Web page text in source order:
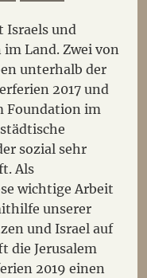
Israels und
Land. Zwei von
unterhalb der
2017 und
Foundation im
sozial sehr
Als
wichtige Arbeit
unserer
und Israel auf
die Jerusalem
2019 einen